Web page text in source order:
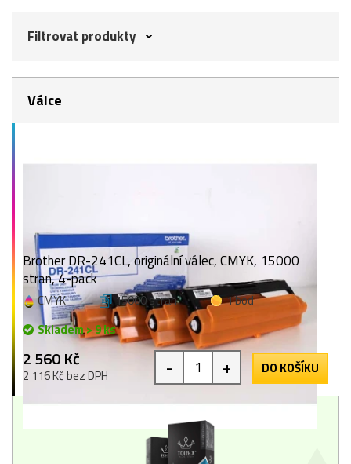
Filtrovat produkty
Válce
Brother DR-241CL, originální válec, CMYK, 15000
stran, 4-pack
CMYK 15000 stran
1 bod
Skladem > 9 ks
2 560 Kč
2 116 Kč bez DPH - + DO KOŠÍKU